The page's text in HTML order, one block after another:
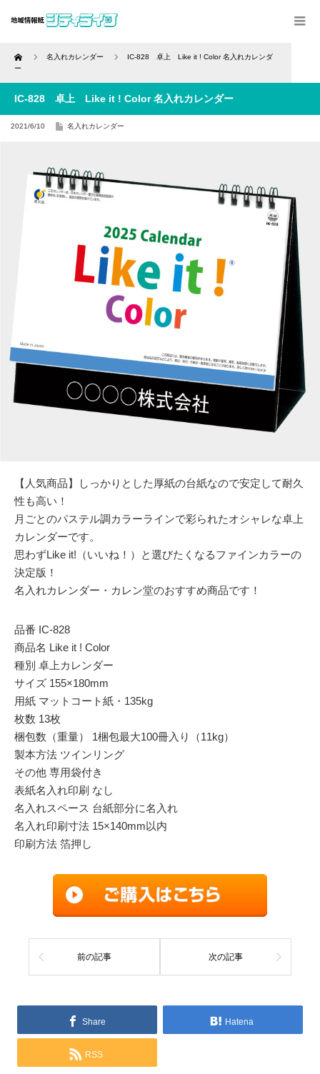
Home 名入れカレンダー
IC-828 卓上 Like it ! Color 名入れカレンダ
ー
IC-828 卓上 Like it ! Color 名入れカレンダー
2021/6/10 名入れカレンダー
【人気商品】しっかりとした厚紙の台紙なので安定して耐久
性も高い！
月ごとのパステル調カラーラインで彩られたオシャレな卓上
カレンダーです。
思わずLike it!（いいね！）と選びたくなるファインカラーの
決定版！
名入れカレンダー・カレン堂のおすすめ商品です！
品番 IC-828
商品名 Like it ! Color
種別 卓上カレンダー
サイズ 155×180mm
用紙 マットコート紙・135kg
枚数 13枚
梱包数（重量） 1梱包最大100冊入り（11kg）
製本方法 ツインリング
その他 専用袋付き
表紙名入れ印刷 なし
名入れスペース 台紙部分に名入れ
名入れ印刷寸法 15×140mm以内
印刷方法 箔押し
前の記事 次の記事
Share Hatena
RSS